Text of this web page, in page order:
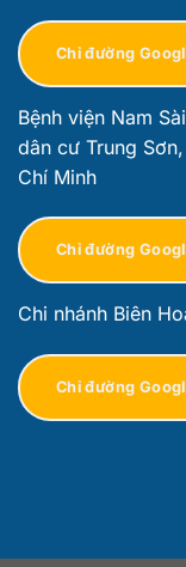
Chỉ đường
Bệnh viện Nam
dân cư Trung
Chí Minh
Chỉ đường
Chi nhánh Biên
Chỉ đường